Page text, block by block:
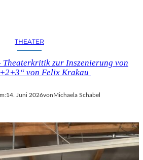
THEATER
zur Inszenierung von
von Felix Krakau
14. Juni 2026vonMichaela Schabel